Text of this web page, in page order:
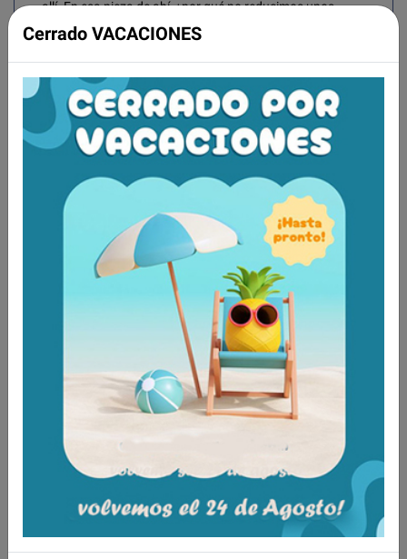
allí. En esa pieza de ahí, ¿por qué no reducimos unos
gramos? Y es que cuando hablamos de velocidad al más
ligera gracias a la optimización de peso en todos sus
componentes y su diseño high-tech.
La handbike QUICKIE Shark RS saca lo mejor de ti y te
ayuda a que consigas superarte en cada momento.
Queríamos acompañar tu esfuerzo con el nuestro propio,
y nos hemos exigido al máximo para conseguir una
flexibilidad mínima en un armazón extraordinariamente
rígido. Solo así hemos logrado una eficacia tan alta en la
propulsión, que dota a esta silla de una potencia sin
precedentes con el mínimo esfuerzo.
No es posible fabricar una handbike de esas
características sin poner el máximo empeño en cada
componente, y si es el caso de la horquilla, más exigentes
aún tenemos que ser. La horquilla de la QUICKIE Shark RS
es una auténtica obra maestra, extraordinariamente
La estabilidad es un elemento básico para poder llegar
más lejos y más rápido. Esto se consigue gracias a la
fijación del eje trasero, con todas sus partes soldadas,
que le otorga una gran rigidez sin renunciar a un peso
muy reducido. Además, el tubo del eje está disponible
Cerrado VACACIONES